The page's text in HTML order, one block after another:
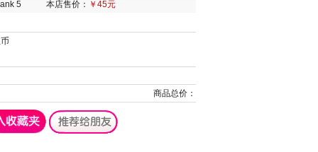
本店售价： ￥45元
商品总价：